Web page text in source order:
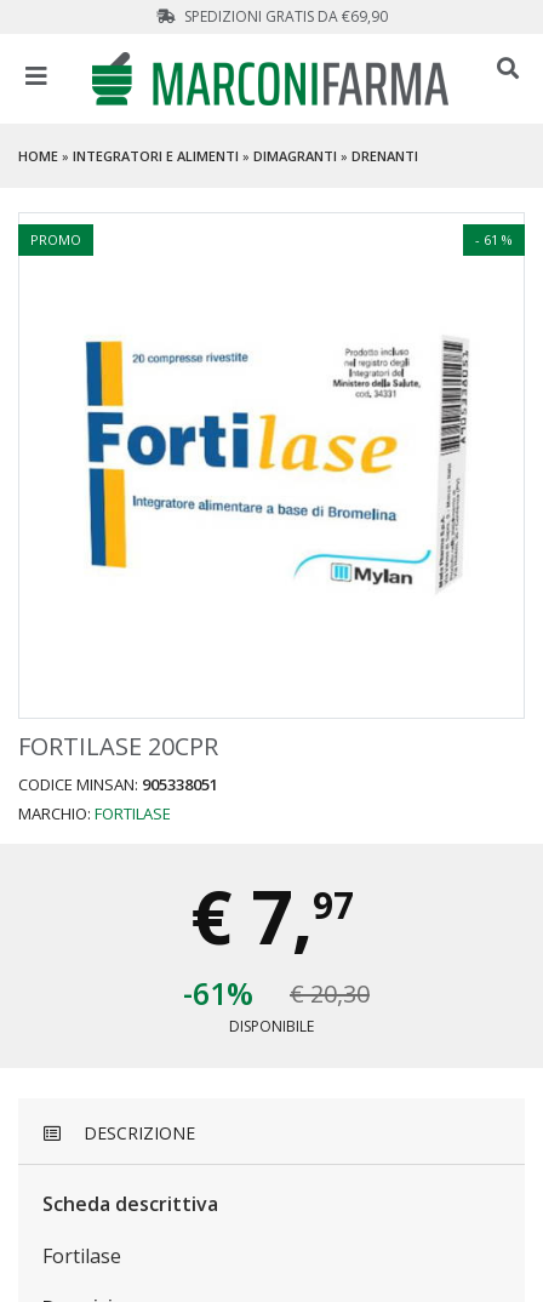
SPEDIZIONI GRATIS DA €69,90
HOME » INTEGRATORI E ALIMENTI » DIMAGRANTI » DRENANTI
- 61 %
PROMO
FORTILASE 20CPR
CODICE MINSAN: 905338051
MARCHIO: FORTILASE
€ 7,97
-61% € 20,30
DISPONIBILE
DESCRIZIONE
Scheda descrittiva
Fortilase